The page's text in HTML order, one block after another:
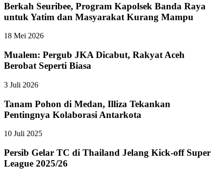
Berkah Seuribee, Program Kapolsek Banda Raya
untuk Yatim dan Masyarakat Kurang Mampu
18 Mei 2026
Mualem: Pergub JKA Dicabut, Rakyat Aceh
Berobat Seperti Biasa
3 Juli 2026
Tanam Pohon di Medan, Illiza Tekankan
Pentingnya Kolaborasi Antarkota
10 Juli 2025
Persib Gelar TC di Thailand Jelang Kick-off Super
League 2025/26